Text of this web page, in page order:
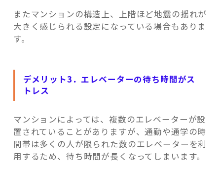
またマンションの構造上、上階ほど地震の揺れが
大きく感じられる設定になっている場合もありま
す。
デメリット3．エレベーターの待ち時間がス
トレス
マンションによっては、複数のエレベーターが設
置されていることがありますが、通勤や通学の時
間帯は多くの人が限られた数のエレベーターを利
用するため、待ち時間が長くなってしまいます。